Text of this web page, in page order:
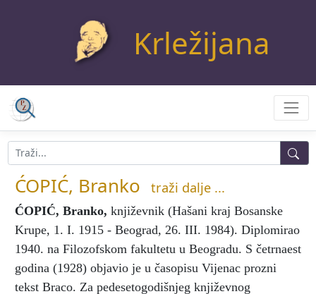
Krležijana
ĆOPIĆ, Branko traži dalje ...
ĆOPIĆ, Branko, književnik (Hašani kraj Bosanske
Krupe, 1. I. 1915 - Beograd, 26. III. 1984). Diplomirao
1940. na Filozofskom fakultetu u Beogradu. S četrnaest
godina (1928) objavio je u časopisu Vijenac prozni
tekst Braco. Za pedesetogodišnjeg književnog